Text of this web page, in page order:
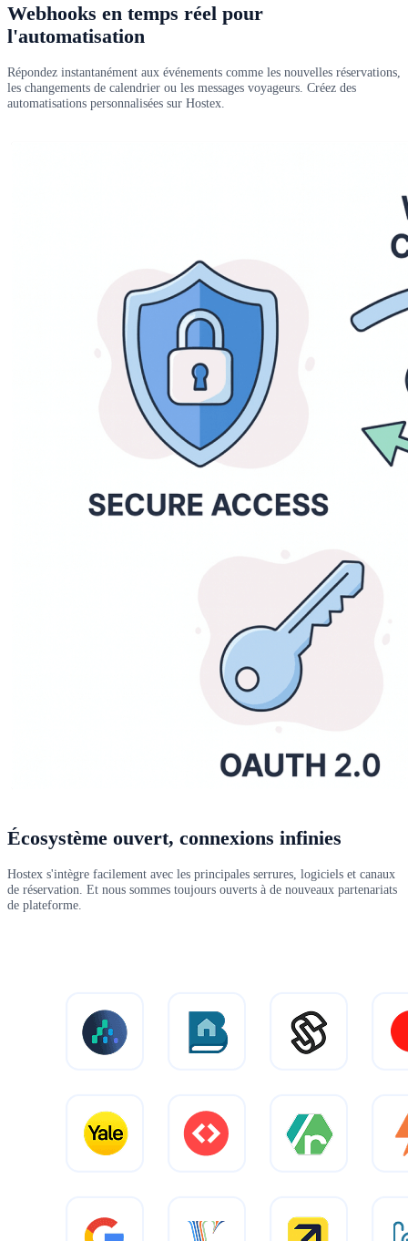
Webhooks en temps réel pour
l'automatisation
Répondez instantanément aux événements comme les nouvelles réservations,
les changements de calendrier ou les messages voyageurs. Créez des
automatisations personnalisées sur Hostex.
Écosystème ouvert, connexions infinies
Hostex s'intègre facilement avec les principales serrures, logiciels et canaux
de réservation. Et nous sommes toujours ouverts à de nouveaux partenariats
de plateforme.